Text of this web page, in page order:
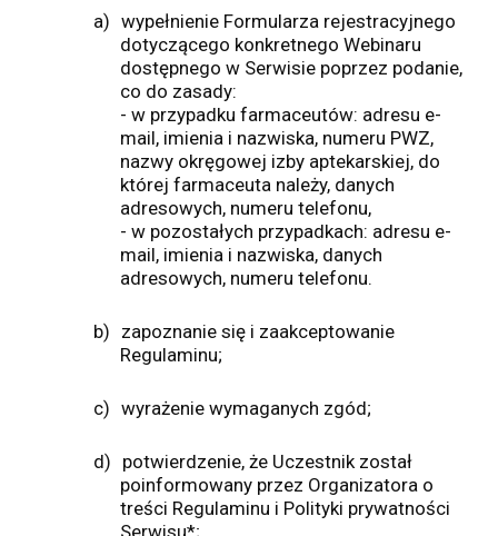
a) wypełnienie Formularza rejestracyjnego
dotyczącego konkretnego Webinaru
dostępnego w Serwisie poprzez podanie,
co do zasady:
- w przypadku farmaceutów: adresu e-
mail, imienia i nazwiska, numeru PWZ,
nazwy okręgowej izby aptekarskiej, do
której farmaceuta należy, danych
adresowych, numeru telefonu,
- w pozostałych przypadkach: adresu e-
mail, imienia i nazwiska, danych
adresowych, numeru telefonu.
b) zapoznanie się i zaakceptowanie
Regulaminu;
c) wyrażenie wymaganych zgód;
d) potwierdzenie, że Uczestnik został
poinformowany przez Organizatora o
treści Regulaminu i Polityki prywatności
Serwisu*;